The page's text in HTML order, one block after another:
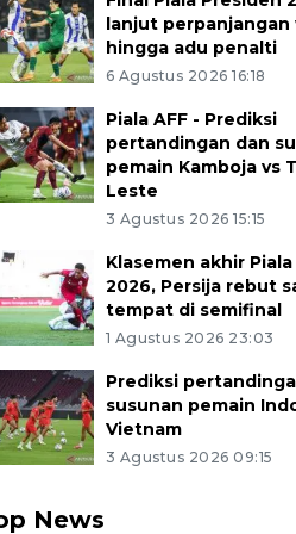
lanjut perpanjangan
hingga adu penalti
6 Agustus 2026 16:18
Piala AFF - Prediksi
pertandingan dan
pemain Kamboja vs
Leste
3 Agustus 2026 15:15
Klasemen akhir
2026, Persija rebut
tempat di semifinal
1 Agustus 2026 23:03
Prediksi
susunan pemain
Vietnam
3 Agustus 2026 09:15
News